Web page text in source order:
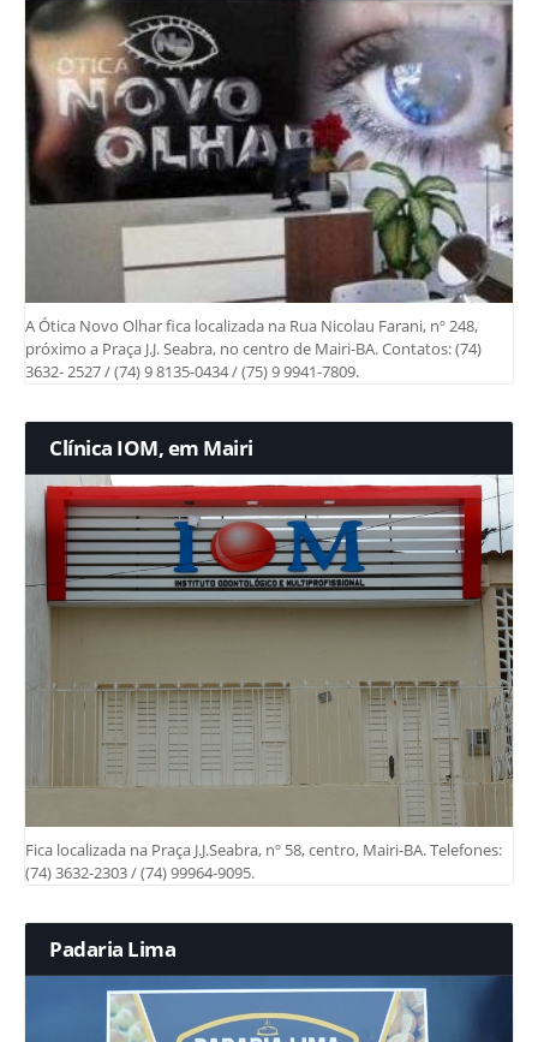
A Ótica Novo Olhar fica localizada na Rua Nicolau Farani, nº 248,
próximo a Praça J.J. Seabra, no centro de Mairi-BA. Contatos: (74)
3632- 2527 / (74) 9 8135-0434 / (75) 9 9941-7809.
Clínica IOM, em Mairi
Fica localizada na Praça J.J.Seabra, nº 58, centro, Mairi-BA. Telefones:
(74) 3632-2303 / (74) 99964-9095.
Padaria Lima